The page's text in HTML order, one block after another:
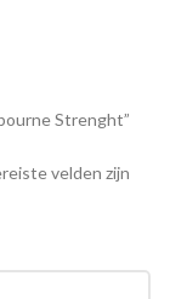
Strenght”
velden zijn